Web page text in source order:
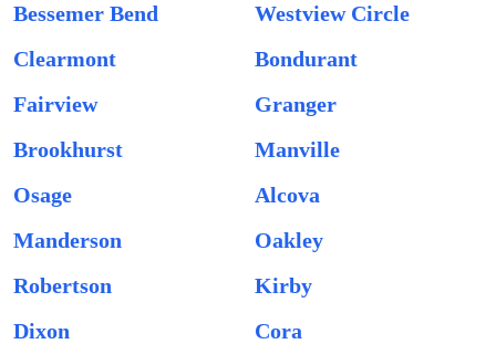
Bessemer Bend
Westview Circle
Clearmont
Bondurant
Fairview
Granger
Brookhurst
Manville
Osage
Alcova
Manderson
Oakley
Robertson
Kirby
Dixon
Cora